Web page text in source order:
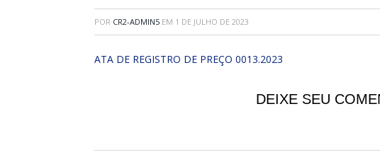
POR CR2-ADMIN5 EM 1 DE JULHO DE 2023
ATA DE REGISTRO DE PREÇO 0013.2023
DEIXE SEU